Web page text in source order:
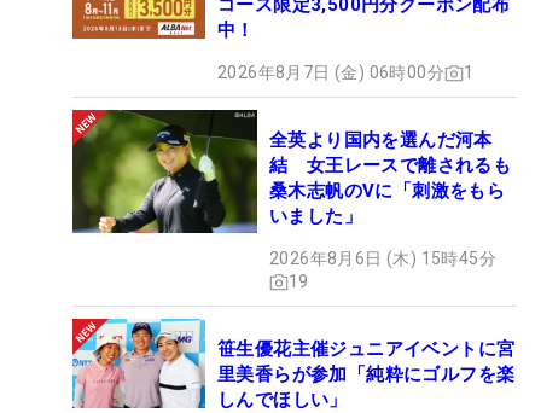
コース限定3,500円分クーポン配布
中！
2026年8月7日 (金) 06時00分 1
全英より国内を選んだ河本
結 女王レースで離されるも
桑木志帆のVに「刺激をもら
いました」
2026年8月6日 (木) 15時45分
19
笹生優花主催ジュニアイベントに宮
里美香らが参加「純粋にゴルフを楽
しんでほしい」